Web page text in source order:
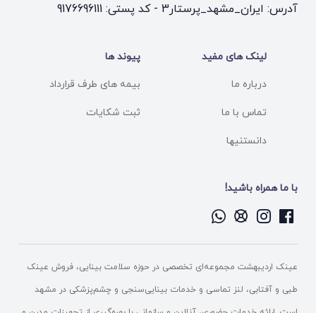
آدرس: ایران_مشهد_پرستار3 - کد پستی: 9176696111
لینک های مفید
درباره ما
تماس با ما
دانستنیها
پیوند ها
بیمه های طرف قرارداد
ثبت شکایات
با ما همراه باشید!
عینک اردیبهشت مجموعه‌ای تخصصی در حوزه سلامت بینایی، فروش عینک
طبی و آفتابی، لنز تماسی و خدمات بینایی‌سنجی و چشم‌پزشکی در مشهد